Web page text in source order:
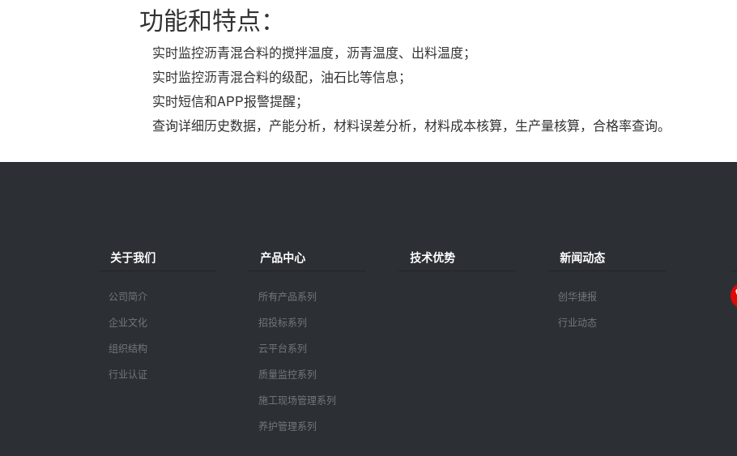
功能和特点：
实时监控沥青混合料的搅拌温度，沥青温度、出料温度；
实时监控沥青混合料的级配，油石比等信息；
实时短信和APP报警提醒；
查询详细历史数据，产能分析，材料误差分析，材料成本核算，生产量核算，合格率查询。
关于我们
公司简介
企业文化
组织结构
行业认证
产品中心
所有产品系列
招投标系列
云平台系列
质量监控系列
施工现场管理系列
养护管理系列
技术优势 新闻动态
创华捷报
行业动态